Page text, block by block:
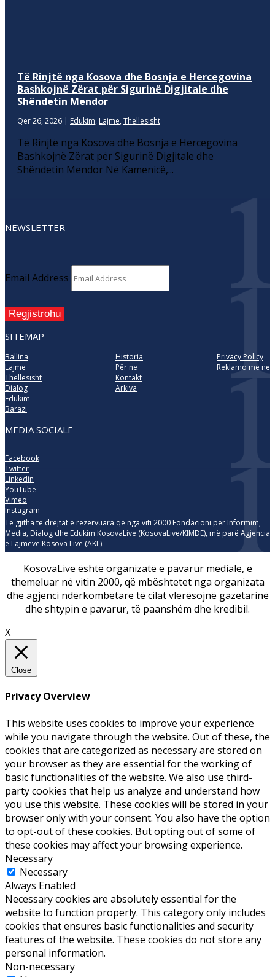
Të Rinjtë nga Kosova dhe Bosnja e Hercegovina
Bashkojnë Zërat për Sigurinë Digjitale dhe
Shëndetin Mendor
Qer 26, 2026 | Edukim, Lajme, Thellesisht
Të Rinjtë nga Kosova dhe Bosnja e Hercegovina
Bashkojnë Zërat për Sigurinë Digjitale dhe
Shëndetin Mendor Në Kamenicë,...
NEWSLETTER
Email Address
Regjistrohu
SITEMAP
Ballina
Lajme
Thellësisht
Dialog
Edukim
Barazi
Historia
Për ne
Kontakt
Arkiva
Privacy Policy
Reklamo me ne
MEDIA SOCIALE
Facebook
Twitter
Linkedin
YouTube
Vimeo
Instagram
Të gjitha të drejtat e rezervuara që nga viti 2000 Fondacioni për Informim,
Media, Dialog dhe Edukim KosovaLive (KosovaLive/KIMDE), më parë Agjencia
e Lajmeve Kosova Live (AKL).
KosovaLive është organizatë e pavarur mediale, e
themeluar në vitin 2000, që mbështetet nga organizata
dhe agjenci ndërkombëtare të cilat vlerësojnë gazetarinë
dhe shtypin e pavarur, të paanshëm dhe kredibil.
X
Close
Privacy Overview
This website uses cookies to improve your experience
while you navigate through the website. Out of these, the
cookies that are categorized as necessary are stored on
your browser as they are essential for the working of
basic functionalities of the website. We also use third-
party cookies that help us analyze and understand how
you use this website. These cookies will be stored in your
browser only with your consent. You also have the option
to opt-out of these cookies. But opting out of some of
these cookies may affect your browsing experience.
Necessary
Necessary
Always Enabled
Necessary cookies are absolutely essential for the
website to function properly. This category only includes
cookies that ensures basic functionalities and security
features of the website. These cookies do not store any
personal information.
Non-necessary